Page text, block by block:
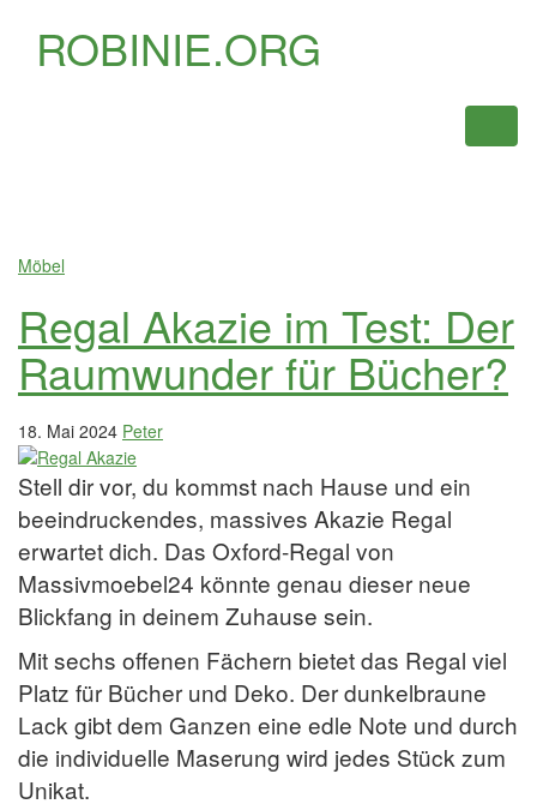
ROBINIE.ORG
ein-
Möbel
Regal Akazie im Test: Der
Raumwunder für Bücher?
18. Mai 2024 Peter
Stell dir vor, du kommst nach Hause und ein
beeindruckendes, massives Akazie Regal
erwartet dich. Das Oxford-Regal von
Massivmoebel24 könnte genau dieser neue
Blickfang in deinem Zuhause sein.
Mit sechs offenen Fächern bietet das Regal viel
Platz für Bücher und Deko. Der dunkelbraune
Lack gibt dem Ganzen eine edle Note und durch
die individuelle Maserung wird jedes Stück zum
Unikat.